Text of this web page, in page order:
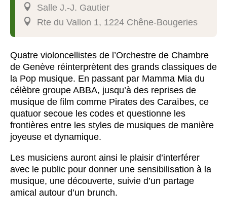
Salle J.-J. Gautier
Rte du Vallon 1, 1224 Chêne-Bougeries
Quatre violoncellistes de l’Orchestre de Chambre
de Genève réinterprètent des grands classiques de
la Pop musique. En passant par Mamma Mia du
célèbre groupe ABBA, jusqu’à des reprises de
musique de film comme Pirates des Caraïbes, ce
quatuor secoue les codes et questionne les
frontières entre les styles de musiques de manière
joyeuse et dynamique.
Les musiciens auront ainsi le plaisir d’interférer
avec le public pour donner une sensibilisation à la
musique, une découverte, suivie d’un partage
amical autour d’un brunch.